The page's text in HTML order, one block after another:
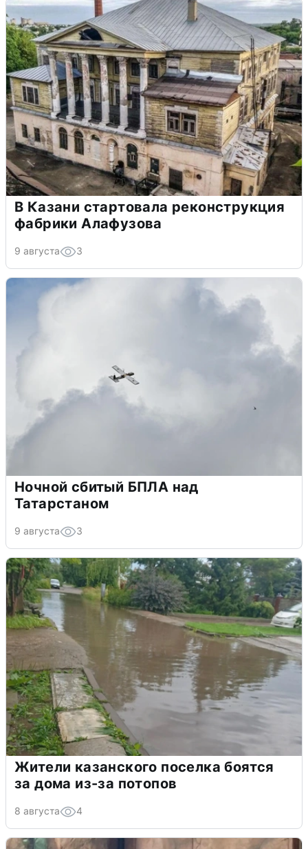
В Казани стартовала реконструкция
фабрики Алафузова
9 августа 3
Ночной сбитый БПЛА над
Татарстаном
9 августа 3
Жители казанского поселка боятся
за дома из-за потопов
8 августа 4